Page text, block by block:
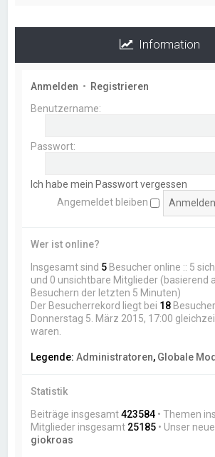
Information
Anmelden • Registrieren
Benutzername:
Passwort:
Ich habe mein Passwort vergessen
Angemeldet bleiben
Wer ist online?
Insgesamt sind 5 Besucher online :: 5
und 0 unsichtbare Mitglieder (basierend
Besuchern der letzten 5 Minuten)
Der Besucherrekord liegt bei 18
Donnerstag 5. März 2015, 17:00
waren.
Legende:Administratoren, Globale
Statistik
Beiträge insgesamt423584 • Themen
Mitglieder insgesamt 25185 • Unser
giokroas